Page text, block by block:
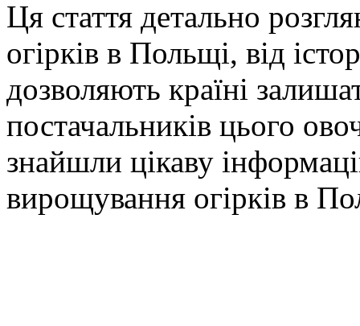
Ця стаття детально
огірків в Польщі, від
дозволяють країні
постачальників цього
знайшли цікаву
вирощування огірків в